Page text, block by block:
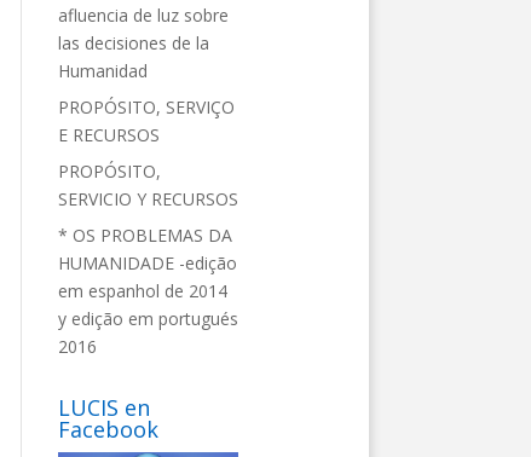
afluencia de luz sobre
las decisiones de la
Humanidad
PROPÓSITO, SERVIÇO
E RECURSOS
PROPÓSITO,
SERVICIO Y RECURSOS
* OS PROBLEMAS DA
HUMANIDADE -edição
em espanhol de 2014
y edição em portugués
2016
LUCIS en
Facebook